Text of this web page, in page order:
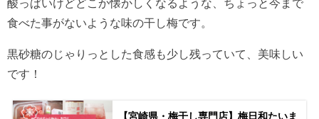
酸っぱいけどどこか懐かしくなるような、ちょっと今まで
食べた事がないような味の干し梅です。
黒砂糖のじゃりっとした食感も少し残っていて、美味しい
です！
【宮崎県・梅干し専門店】梅日和たいま